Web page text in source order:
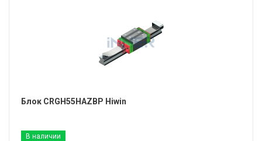
Блок CRGH55HAZBP Hiwin
В наличии